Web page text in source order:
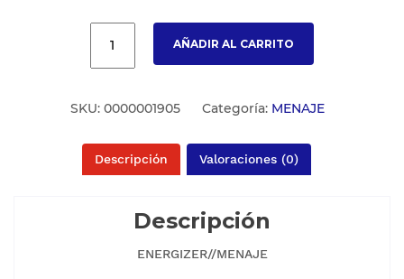
AÑADIR AL CARRITO
SKU: 0000001905 Categoría: MENAJE
Descripción Valoraciones (0)
Descripción
ENERGIZER//MENAJE